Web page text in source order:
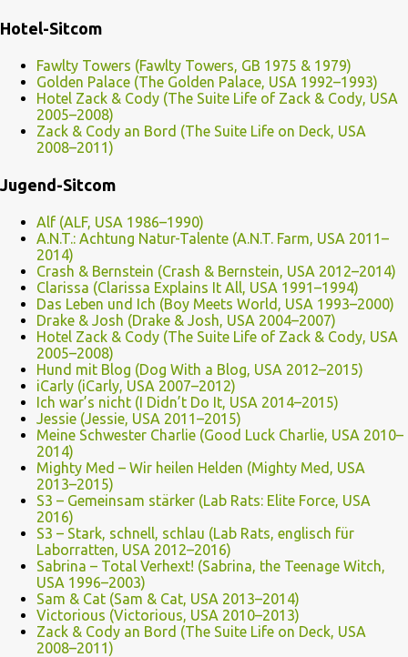
Hotel-Sitcom
Fawlty Towers (Fawlty Towers, GB 1975 & 1979)
Golden Palace (The Golden Palace, USA 1992–1993)
Hotel Zack & Cody (The Suite Life of Zack & Cody, USA
2005–2008)
Zack & Cody an Bord (The Suite Life on Deck, USA
2008–2011)
Jugend-Sitcom
Alf (ALF, USA 1986–1990)
A.N.T.: Achtung Natur-Talente (A.N.T. Farm, USA 2011–
2014)
Crash & Bernstein (Crash & Bernstein, USA 2012–2014)
Clarissa (Clarissa Explains It All, USA 1991–1994)
Das Leben und Ich (Boy Meets World, USA 1993–2000)
Drake & Josh (Drake & Josh, USA 2004–2007)
Hotel Zack & Cody (The Suite Life of Zack & Cody, USA
2005–2008)
Hund mit Blog (Dog With a Blog, USA 2012–2015)
iCarly (iCarly, USA 2007–2012)
Ich war’s nicht (I Didn’t Do It, USA 2014–2015)
Jessie (Jessie, USA 2011–2015)
Meine Schwester Charlie (Good Luck Charlie, USA 2010–
2014)
Mighty Med – Wir heilen Helden (Mighty Med, USA
2013–2015)
S3 – Gemeinsam stärker (Lab Rats: Elite Force, USA
2016)
S3 – Stark, schnell, schlau (Lab Rats, englisch für
Laborratten, USA 2012–2016)
Sabrina – Total Verhext! (Sabrina, the Teenage Witch,
USA 1996–2003)
Sam & Cat (Sam & Cat, USA 2013–2014)
Victorious (Victorious, USA 2010–2013)
Zack & Cody an Bord (The Suite Life on Deck, USA
2008–2011)